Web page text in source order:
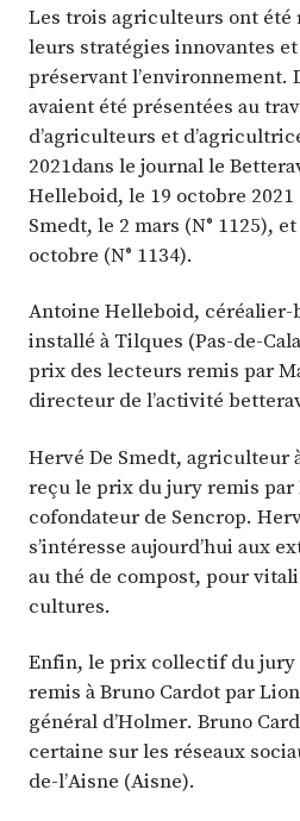
Les trois agriculteurs ont été
leurs stratégies innovantes
préservant l’environnement.
avaient été présentées au
d’agriculteurs et
2021dans le journal le
Helleboid, le 19 octobre 2021
Smedt, le 2 mars (N° 1125),
octobre (N° 1134).
Antoine Helleboid,
installé à Tilques (Pas-de-
prix des lecteurs remis par
directeur de l’activité
Hervé De Smedt, agriculteur
reçu le prix du jury remis
cofondateur de Sencrop.
s’intéresse aujourd’hui aux
au thé de compost, pour
cultures.
Enfin, le prix collectif du jury
remis à Bruno Cardot par
général d’Holmer. Bruno
certaine sur les réseaux
de-l’Aisne (Aisne).